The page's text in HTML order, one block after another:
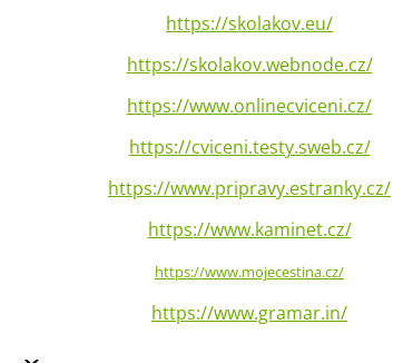
https://skolakov.eu/
https://skolakov.webnode.cz/
https://www.onlinecviceni.cz/
https://cviceni.testy.sweb.cz/
https://www.pripravy.estranky.cz/
https://www.kaminet.cz/
https://www.mojecestina.cz/
https://www.gramar.in/